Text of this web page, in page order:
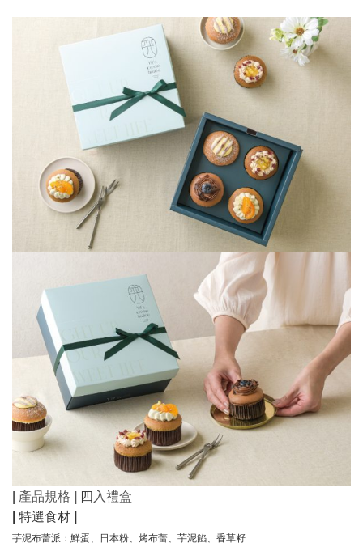
| 產品規格 | 四 入禮盒
| 特選食材 |
芋泥布蕾派：鮮蛋、日本粉、烤布蕾、芋泥餡、香草籽